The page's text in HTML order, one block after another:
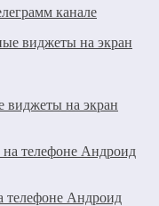
канале
виджеты на экран
телефоне Андроид